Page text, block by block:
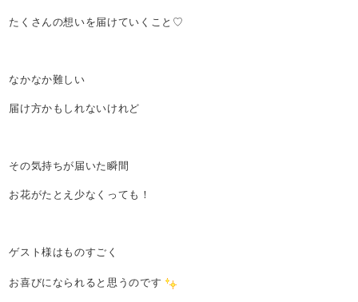
たくさんの想いを届けていくこと♡
なかなか難しい
届け方かもしれないけれど
その気持ちが届いた瞬間
お花がたとえ少なくっても！
ゲスト様はものすごく
お喜びになられると思うのです